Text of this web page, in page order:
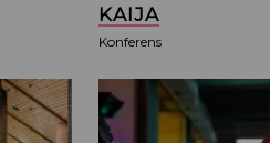
KAIJA
Konferens